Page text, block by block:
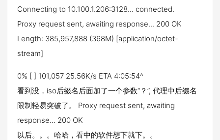
Connecting to 10.100.1.206:3128... connected.
Proxy request sent, awaiting response... 200 OK
Length: 385,957,888 (368M) [application/octet-
stream]
0% [ ] 101,057 25.56K/s ETA 4:05:54^
看到没，iso后缀名后面加了一个参数“？”, 代理中后缀名
限制轻易突破了。 Proxy request sent, awaiting
response... 200 OK
以后。。。哈哈，看中的软件想下就下。。